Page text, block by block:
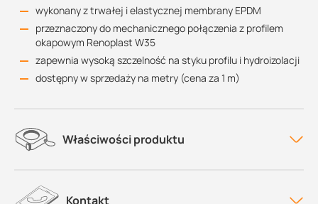
wykonany z trwałej i elastycznej membrany EPDM
przeznaczony do mechanicznego połączenia z profilem
okapowym Renoplast W35
zapewnia wysoką szczelność na styku profilu i hydroizolacji
dostępny w sprzedaży na metry (cena za 1 m)
Właściwości produktu
Kontakt